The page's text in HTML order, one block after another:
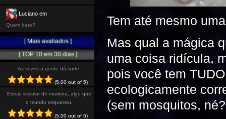
Tem até mesmo
Mas qual a mágica
uma coisa ridícula,
pois você tem
ecologicamente
(sem mosquitos,
Luciano em
Quem bate?
[ Mais avaliados ]
[ TOP 10 em 30 dias ]
As vezes a gente dá sorte.
(5,00 out of 5)
Estojo escolar de madeira, algo que
o mundo esqueceu.
(5,00 out of 5)